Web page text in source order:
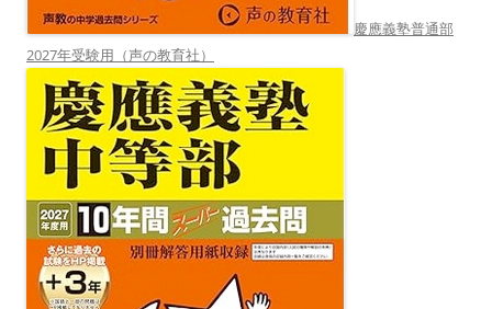
慶應義塾普通部
2027年受験用（声の教育社）